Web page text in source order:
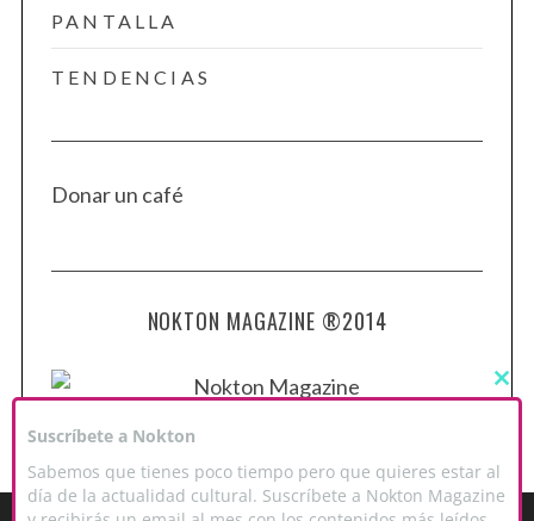
PANTALLA
TENDENCIAS
Donar un café
NOKTON MAGAZINE ®2014
H
Suscríbete a Nokton
Sabemos que tienes poco tiempo pero que quieres estar al
día de la actualidad cultural. Suscríbete a Nokton Magazine